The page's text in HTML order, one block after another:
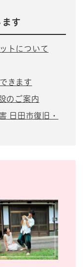
す
トについて
きます
のご案内
日田市復旧・